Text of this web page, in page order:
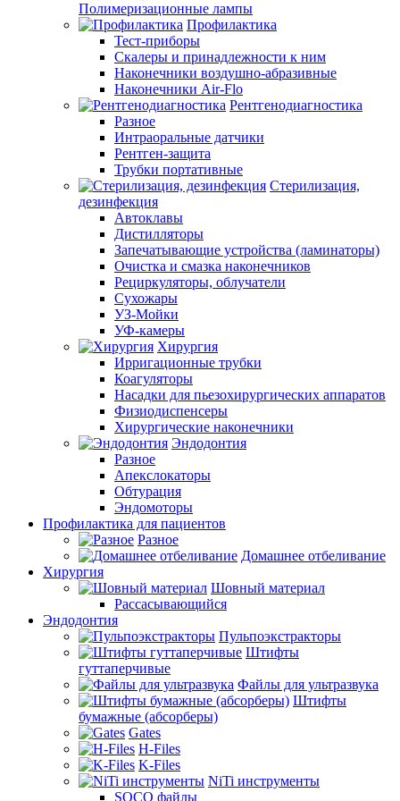
Полимеризационные лампы
Профилактика
Тест-приборы
Скалеры и принадлежности к ним
Наконечники воздушно-абразивные
Наконечники Air-Flo
Рентгенодиагностика
Разное
Интраоральные датчики
Рентген-защита
Трубки портативные
Стерилизация,
дезинфекция
Автоклавы
Дистилляторы
Запечатывающие устройства (ламинаторы)
Очистка и смазка наконечников
Рециркуляторы, облучатели
Сухожары
УЗ-Мойки
УФ-камеры
Хирургия
Ирригационные трубки
Коагуляторы
Насадки для пьезохирургических аппаратов
Физиодиспенсеры
Хирургические наконечники
Эндодонтия
Разное
Апекслокаторы
Обтурация
Эндомоторы
Профилактика для пациентов
Разное
Домашнее отбеливание
Хирургия
Шовный материал
Рассасывающийся
Эндодонтия
Пульпоэкстракторы
Штифты
гуттаперчивые
Файлы для ультразвука
Штифты
бумажные (абсорберы)
Gates
H-Files
K-Files
NiTi инструменты
SOCO файлы